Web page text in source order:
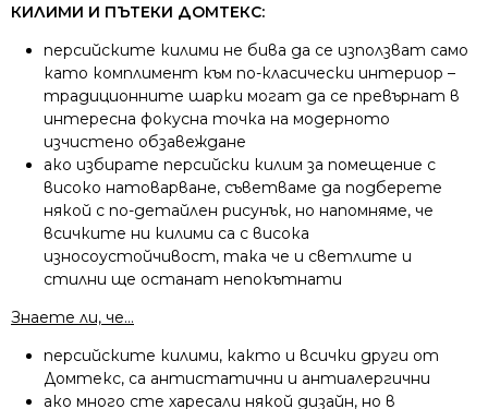
КИЛИМИ И ПЪТЕКИ ДОМТЕКС:
персийските килими не бива да се използват само
като комплимент към по-класически интериор –
традиционните шарки могат да се превърнат в
интересна фокусна точка на модерното
изчистено обзавеждане
ако избирате персийски килим за помещение с
високо натоварване, съветваме да подберете
някой с по-детайлен рисунък, но напомняме, че
всичките ни килими са с висока
износоустойчивост, така че и светлите и
стилни ще останат непокътнати
Знаете ли, че…
персийските килими, както и всички други от
Домтекс, са антистатични и антиалергични
ако много сте харесали някой дизайн, но в